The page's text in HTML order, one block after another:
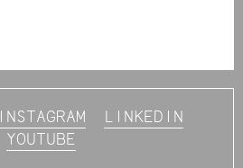
INSTAGRAM
LINKEDIN
YOUTUBE